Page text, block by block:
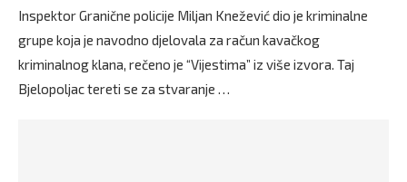
Inspektor Granične policije Miljan Knežević dio je kriminalne
grupe koja je navodno djelovala za račun kavačkog
kriminalnog klana, rečeno je “Vijestima” iz više izvora. Taj
Bjelopoljac tereti se za stvaranje …